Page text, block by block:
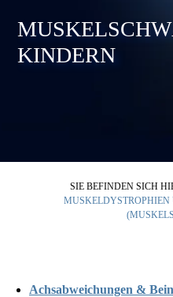
KINDERN
SIE BEFINDEN SICH
Achsabweichungen &